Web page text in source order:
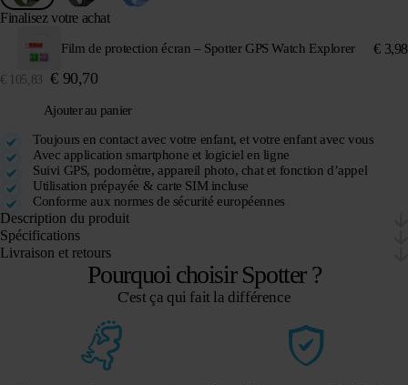
Finalisez votre achat
Film de protection écran – Spotter GPS Watch Explorer € 3,98
€ 105,83 € 90,70
Ajouter au panier
Toujours en contact avec votre enfant, et votre enfant avec vous
Avec application smartphone et logiciel en ligne
Suivi GPS, podomètre, appareil photo, chat et fonction d’appel
Utilisation prépayée & carte SIM incluse
Conforme aux normes de sécurité européennes
Description du produit
Spécifications
Livraison et retours
Pourquoi choisir Spotter ?
C'est ça qui fait la différence